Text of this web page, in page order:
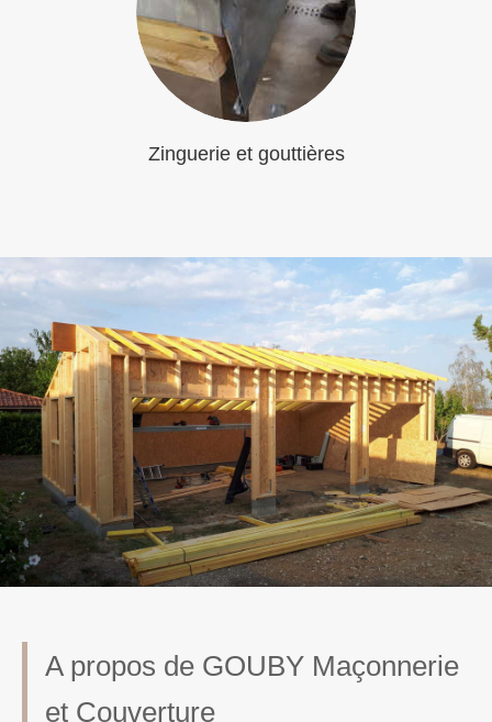
Zinguerie et gouttières
A propos de GOUBY Maçonnerie
et Couverture